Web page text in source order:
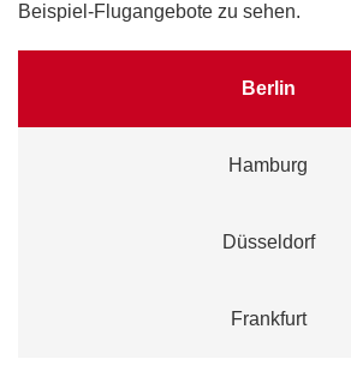
Beispiel-Flugangebote zu sehen.
Berlin
Hamburg
Düsseldorf
Frankfurt